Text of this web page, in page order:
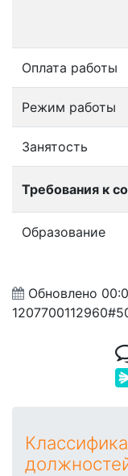
Оплата работы
Режим работы
Занятость
Требования к
Образование
Обновлено